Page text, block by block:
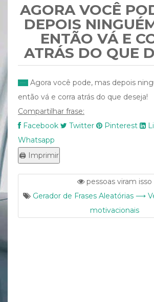
AGORA VOCÊ
DEPOIS
ENTÃO VÁ E
ATRÁS DO QUE
Agora você pode, mas depois
então vá e corra atrás do que deseja!
Compartilhar frase:
Facebook
Twitter Pinterest
Whatsapp
pessoas viram isso
Gerador de Frases Aleatórias ⟶
motivacionais